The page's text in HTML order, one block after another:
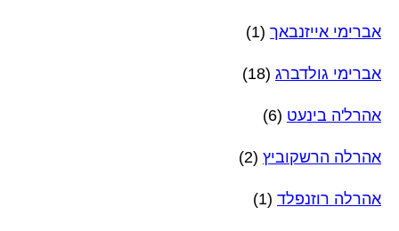
אברימי אייזנבאך (1)
אברימי גולדברג (18)
אהרל'ה בינעט (6)
אהרלה הרשקוביץ (2)
אהרלה רוזנפלד (1)